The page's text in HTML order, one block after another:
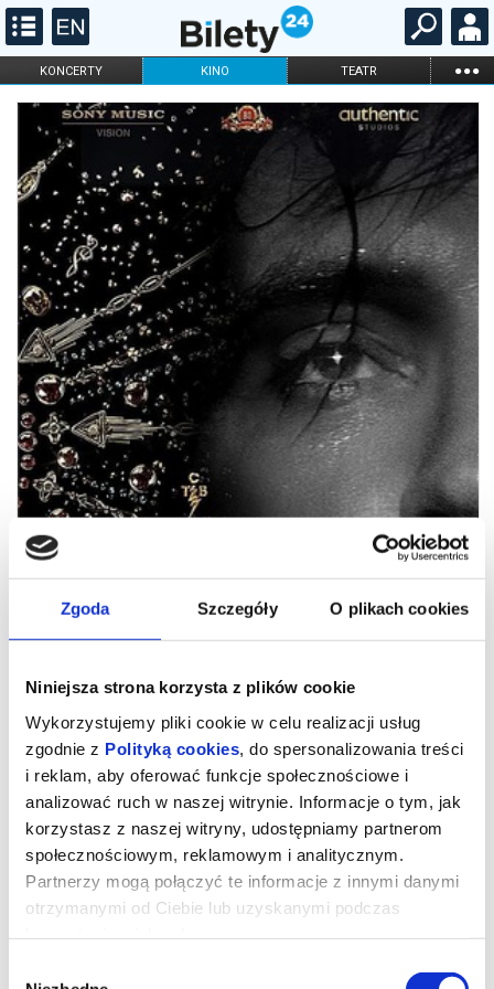
Zgoda Szczegóły O plikach cookies
Niniejsza strona korzysta z plików cookie
Wykorzystujemy pliki cookie w celu realizacji usług
zgodnie z Polityką cookies , do spersonalizowania treści
i reklam, aby oferować funkcje społecznościowe i
analizować ruch w naszej witrynie. Informacje o tym, jak
korzystasz z naszej witryny, udostępniamy partnerom
społecznościowym, reklamowym i analitycznym.
Partnerzy mogą połączyć te informacje z innymi danymi
otrzymanymi od Ciebie lub uzyskanymi podczas
KONCERTY KINO TEATR ...
FILHARMONIA OPERA I BALET
STAND-UP
DLA DZIECI
ONLINE
EPiC: Elvis Presley in Concert
Elvis Presley, ikona kultury popularnej, „Król rock and rolla”,
do dziś pozostaje jednym z najlepiej sprzedających się
artystów w historii (ponad miliard sprzedanych płyt na całym
EPiC: Elvis Presley in Concert, jedyne w swoim rodzaju, kinowe